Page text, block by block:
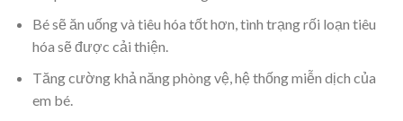
Bé sẽ ăn uống và tiêu hóa tốt hơn, tình trạng rối loạn tiêu
hóa sẽ được cải thiện.
Tăng cường khả năng phòng vệ, hệ thống miễn dịch của
em bé.